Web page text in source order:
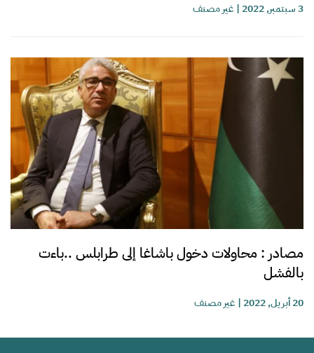
3 سبتمبر, 2022 | غير مصنف
مصادر : محاولات دخول باشاغا إلى طرابلس ..باءت
بالفشل
20 أبريل, 2022 | غير مصنف